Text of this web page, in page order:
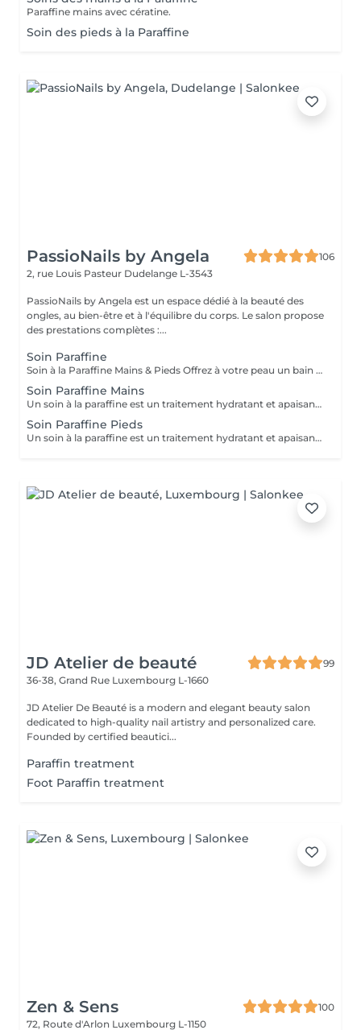
Paraffine mains avec cératine.
Soin des pieds à la Paraffine
PassioNails by Angela
106
2, rue Louis Pasteur Dudelange L-3543
PassioNails by Angela est un espace dédié à la beauté des
ongles, au bien-être et à l'équilibre du corps. Le salon propose
des prestations complètes :...
Soin Paraffine
Soin à la Paraffine Mains & Pieds Offrez à votre peau un bain de douceur et de chaleur Hydratation profonde La chaleur de la paraffine ouvre les pores et permet une hydratation intense. Parfait pour les peaux sèches, rugueuses, ou les talons fendillés.
Soin Paraffine Mains
Un soin à la paraffine est un traitement hydratant et apaisant pour les mains et/ou les pieds, qui utilise une cire chauffée pour améliorer la peau sèche et abîmée. Il est également thérapeutique, car la chaleur aide à soulager les douleurs articulaires, musculaires et les affections comme l'arthrite, le psoriasis ou l'eczéma. L'enveloppement crée un effet de sauna qui permet aux produits hydratants appliqués avant la paraffine de pénétrer en profondeur.
Soin Paraffine Pieds
Un soin à la paraffine est un traitement hydratant et apaisant pour les mains et/ou les pieds, qui utilise une cire chauffée pour améliorer la peau sèche et abîmée. Il est également thérapeutique, car la chaleur aide à soulager les douleurs articulaires, musculaires et les affections comme l'arthrite, le psoriasis ou l'eczéma. L'enveloppement crée un effet de sauna qui permet aux produits hydratants appliqués avant la paraffine de pénétrer en profondeur.
JD Atelier de beauté
99
36-38, Grand Rue Luxembourg L-1660
JD Atelier De Beauté is a modern and elegant beauty salon
dedicated to high-quality nail artistry and personalized care.
Founded by certified beautici...
Paraffin treatment
Foot Paraffin treatment
Zen & Sens
100
72, Route d'Arlon Luxembourg L-1150